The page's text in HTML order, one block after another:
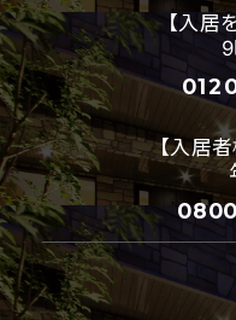
【入居
【入居